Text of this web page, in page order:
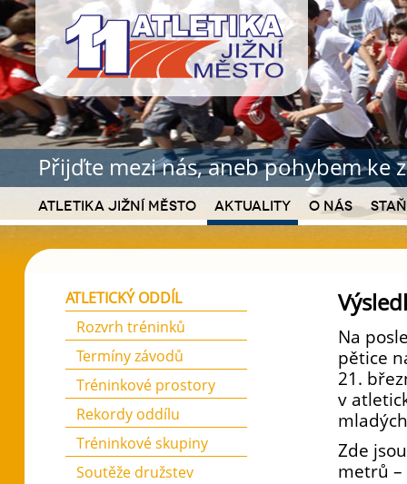
Přijďte mezi nás, aneb pohybem ke
Atletika Jižní Město Aktuality O nás
Na
pětice
21.
v
Zde
metrů –
ATLETICKÝ ODDÍL
Rozvrh tréninků
Termíny závodů
Tréninkové prostory
Rekordy oddílu
Tréninkové skupiny
Soutěže družstev